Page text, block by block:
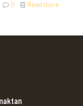
0 Read more